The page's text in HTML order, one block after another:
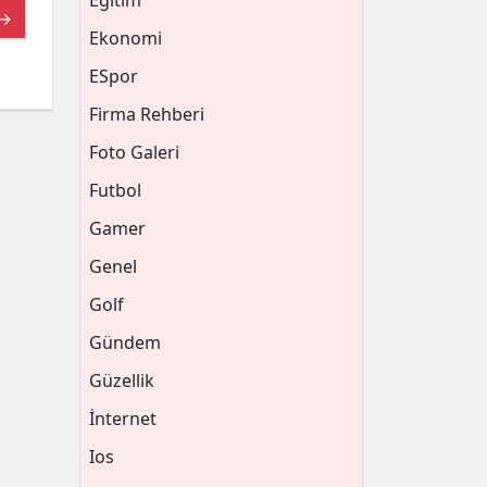
Ekonomi
ESpor
Firma Rehberi
Foto Galeri
Futbol
Gamer
Genel
Golf
Gündem
Güzellik
İnternet
Ios